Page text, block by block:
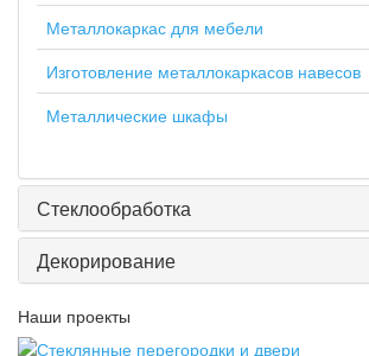
Металлокаркас для мебели
Изготовление металлокаркасов навесов
Металлические шкафы
Стеклообработка
Декорирование
Наши проекты